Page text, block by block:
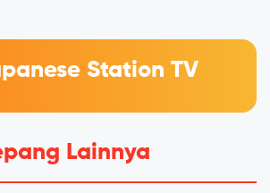
Station TV
Lainnya